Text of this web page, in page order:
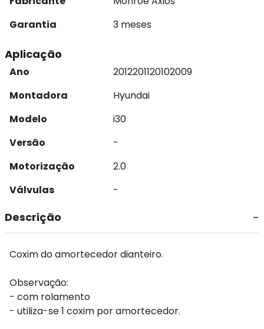
Garantia
3 meses
Aplicação
Ano 2012201120102009
Montadora
Hyundai
Modelo
i30
Versão
-
Motorização
2.0
Válvulas
-
Descrição
Coxim do amortecedor dianteiro.
Observação:
- com rolamento
- utiliza-se 1 coxim por amortecedor.